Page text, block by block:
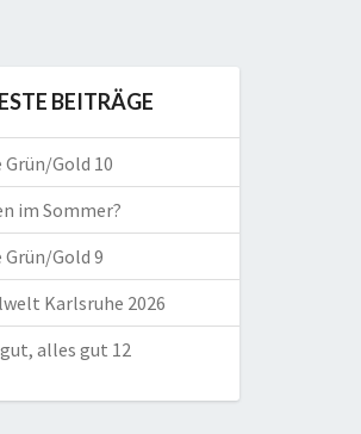
BEITRÄGE
Grün/Gold 10
im Sommer?
Grün/Gold 9
Karlsruhe 2026
alles gut 12